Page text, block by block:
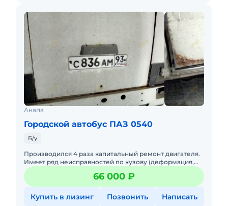
Анапа
Городской автобус ПАЗ 0540
Б/у
Производился 4 раза капитальный ремонт двигателя.
Имеет ряд неисправностей по кузову (деформация,
коррозия, трещины), салону, двигателю (повышенный
расход масла
66 000 ₽
Купить в лизинг Позвонить Написать